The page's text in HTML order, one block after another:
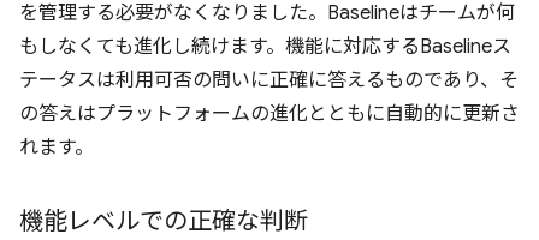
を管理する必要がなくなりました。Baselineはチームが何
もしなくても進化し続けます。機能に対応するBaselineス
テータスは利用可否の問いに正確に答えるものであり、そ
の答えはプラットフォームの進化とともに自動的に更新さ
れます。
機能レベルでの正確な判断